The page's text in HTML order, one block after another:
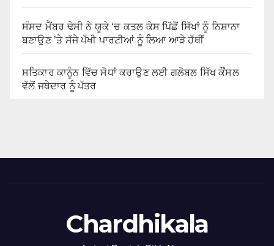
ਸੰਸਦ ਮੈਂਬਰ ਢੇਸੀ ਨੇ ਯੂਕੇ ‘ਚ ਕਤਲ ਕੇਸ ਪਿੱਛੋਂ ਸਿੱਖਾਂ ਨੂੰ ਨਿਸ਼ਾਨਾ
ਬਣਾਉਣ ’ਤੇ ਸੱਜੇ ਪੱਖੀ ਪਾਰਟੀਆਂ ਨੂੰ ਲਿਆ ਆੜੇ ਹੱਥੀਂ
ਸਤਿਕਾਰ ਕਾਨੂੰਨ ਵਿੱਚ ਸੋਧਾਂ ਕਰਾਉਣ ਲਈ ਗਲੋਬਲ ਸਿੱਖ ਕੌਂਸਲ
ਵੱਲੋਂ ਜਥੇਦਾਰ ਨੂੰ ਪੱਤਰ
Chardhikala